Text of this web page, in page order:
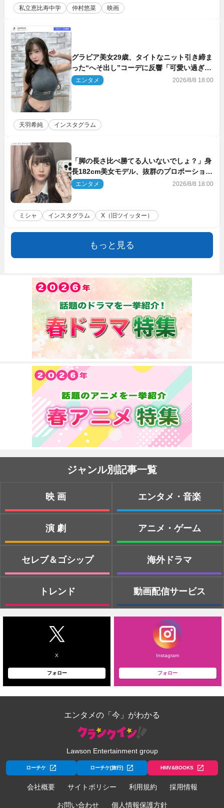
私立恵比寿中学 仲村悠菜 映画
グラビア美女29歳、タイトなニット引き締ま
った“へそ出し”コーデに反響「可愛い過ぎ
る」
エンタメ 2026/8/8 18:00
天羽希純 インスタグラム
「脚の長さ比べ勝てる人いないでしょ？」身
長182cm美女モデル、抜群のプロポーション
にネット衝撃
エンタメ 2026/8/8 18:00
ミシャ インスタグラム X（旧ツイッター）
もっと見る
ジャンル別記事一覧
映画
演劇
セレブ＆ゴシップ
トレンド
エンタメ・音楽
アニメ・ゲーム
海外ドラマ
動画配信サービス
X
フォロー
Instagram
フォロー
エンタメの「今」がわかる
Lawson Entertainment group
ローチケ ローチケ[旅行] HMV&BOOKS
会社概要 サイトポリシー 利用規約 採用情報
お問い合わせ 個人情報保護方針